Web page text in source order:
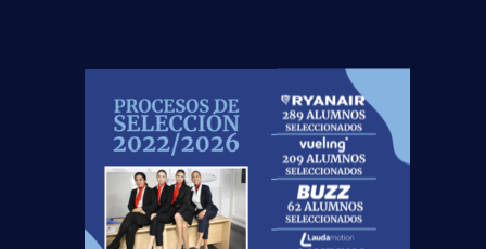
Estoy deseando empezar mi recorrido laboral, y